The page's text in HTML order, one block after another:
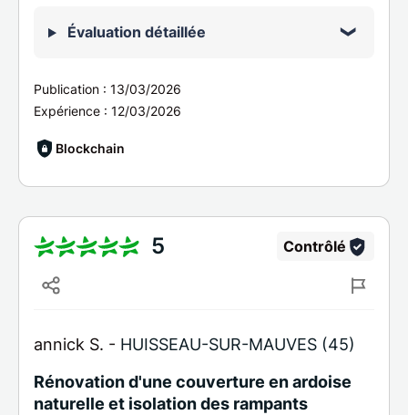
Évaluation détaillée
Publication : 13/03/2026
Expérience : 12/03/2026
Blockchain
5 Contrôlé
annick S. - HUISSEAU-SUR-MAUVES (45)
Rénovation d'une couverture en ardoise
naturelle et isolation des rampants